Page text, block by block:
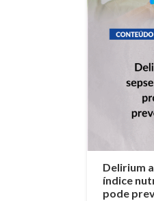
Delirium
índice
pode